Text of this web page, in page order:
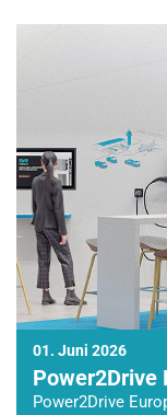
01. Juni 2026
Power2Drive
Power2Drive